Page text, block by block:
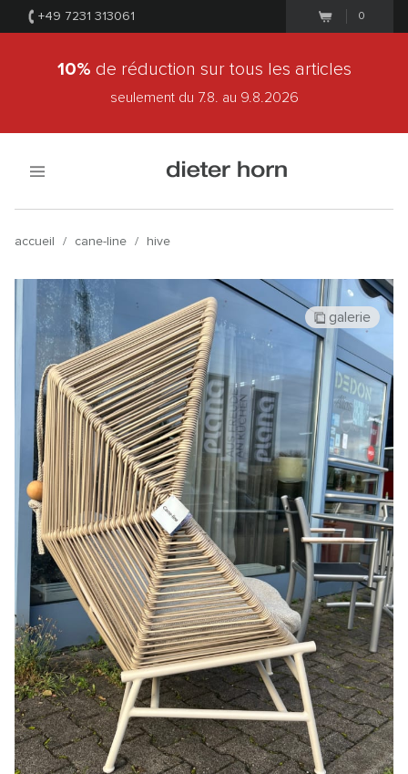
+49 7231 313061 0
10% de réduction sur tous les articles
seulement du 7.8. au 9.8.2026
accueil / cane-line / hive
galerie